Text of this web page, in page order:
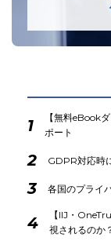
1
【無料eBook
ポート
2 GDPR対応時
3 各国のプライ
4
【IIJ・
視されるのか